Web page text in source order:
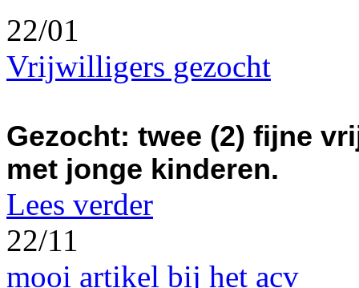
22/01
Vrijwilligers gezocht
Gezocht: twee (2) fijne
met jonge kinderen.
Lees verder
22/11
mooi artikel bij het acv